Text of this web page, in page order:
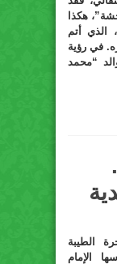
هكذا
الذي أتم
في رؤية
“محمد
الطيبة
الإمام